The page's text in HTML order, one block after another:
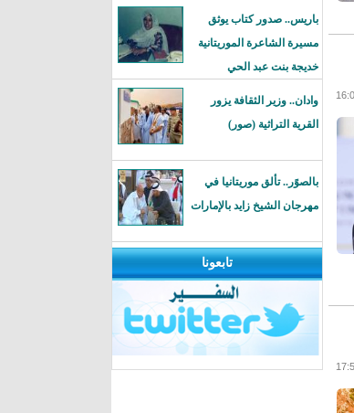
باريس.. صدور كتاب يوثق
مسيرة الشاعرة الموريتانية
خديجة بنت عبد الحي
وادان.. وزير الثقافة يزور
القرية التراثية (صور)
بالصوًر.. تألق موريتانيا في
مهرجان الشيخ زايد بالإمارات
تابعونا